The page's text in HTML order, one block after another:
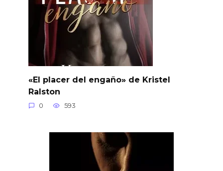
«El placer del engaño» de Kristel
Ralston
0 593